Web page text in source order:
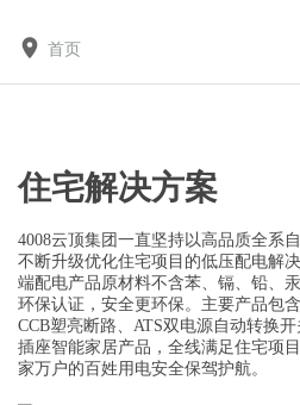
首页
住宅解决方案
4008云顶集团一直坚持以高品质全系
不断升级优化住宅项目的低压配电解
端配电产品原材料不含苯、镉、铅、
环保认证，安全更环保。主要产品包
CCB塑亮断路、ATS双电源自动转换
插座智能家居产品，全线满足住宅项
家万户的百姓用电安全保驾护航。